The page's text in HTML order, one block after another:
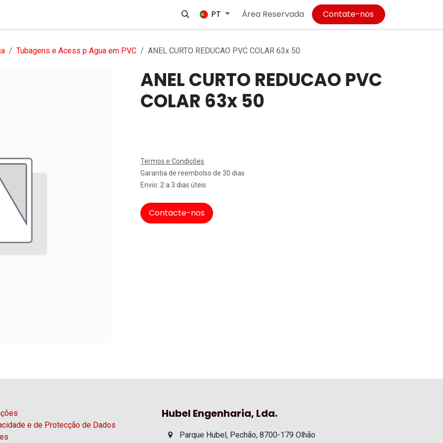
Empregos
PT Área Reservada Contate-nos
Tubagens e Acess p Agua em PVC ANEL CURTO REDUCAO PVC COLAR 63x 50
ANEL CURTO REDUCAO PVC
COLAR 63x 50
Termos e Condições
Garantia de reembolso de 30 dias
Envio: 2 a 3 dias úteis
Contacte-nos
Hubel Engenharia, Lda.
Parque Hubel, Pechão, 8700-179 Olhão
e de Protecção de Dados